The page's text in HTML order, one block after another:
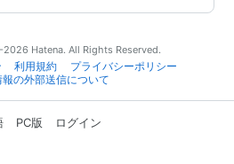
Hatena. All Rights Reserved.
利用規約
プライバシーポリシー
の外部送信について
PC版 ログイン